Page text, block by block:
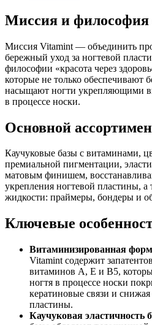
Миссия и
Миссия Vitamint — объединить
бережный уход за ногтевой
философии «красота через
которые не только обеспечивают
насыщают ногти укрепляющими
в процессе носки.
Основной
Каучуковые базы с витаминами,
премиальной пигментации,
матовым финишем,
укрепления ногтевой пластины,
жидкости: праймеры, бондеры и
Ключевые
Витаминизированная
Vitamint содержит
витаминов A, E и B5,
ногтя в процессе носки
кератиновые связи и
пластины.
Каучуковая эластичность